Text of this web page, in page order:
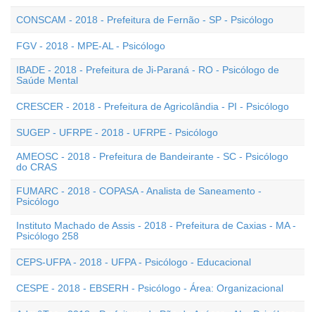
CONSCAM - 2018 - Prefeitura de Fernão - SP - Psicólogo
FGV - 2018 - MPE-AL - Psicólogo
IBADE - 2018 - Prefeitura de Ji-Paraná - RO - Psicólogo de
Saúde Mental
CRESCER - 2018 - Prefeitura de Agricolândia - PI - Psicólogo
SUGEP - UFRPE - 2018 - UFRPE - Psicólogo
AMEOSC - 2018 - Prefeitura de Bandeirante - SC - Psicólogo
do CRAS
FUMARC - 2018 - COPASA - Analista de Saneamento -
Psicólogo
Instituto Machado de Assis - 2018 - Prefeitura de Caxias - MA -
Psicólogo 258
CEPS-UFPA - 2018 - UFPA - Psicólogo - Educacional
CESPE - 2018 - EBSERH - Psicólogo - Área: Organizacional